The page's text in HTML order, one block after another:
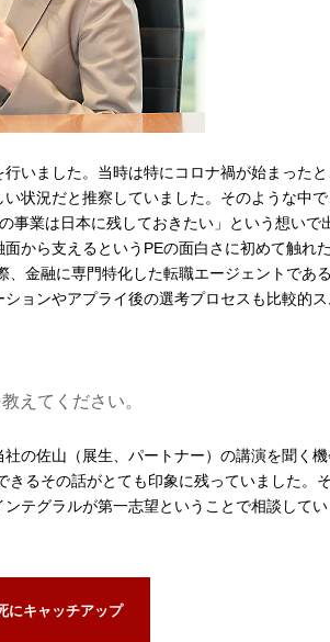
いました。当時は特にコロナ禍が始まったと
状況だと推察していました。そのような中で
事業は日本に残しておきたい」という想いで
から支えるというPEの面白さに初めて触れた
金融に専門特化した転職エージェントである
ョンやアプライ後の選考プロセスも比較的ス
えてください。
の佐山（展生、パートナー）の講演を聞く
るその話がとても印象に残っていました。そ
テグラルが第一志望ということで相談してい
にキャッチアップ